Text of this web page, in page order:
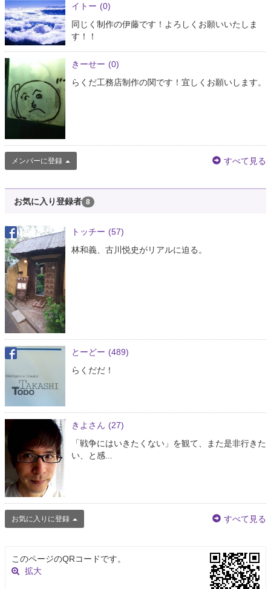
イトー (0)
同じく制作の伊藤です！よろしくお願いいたしま
す！！
きーせー (0)
らくだ工務店制作の関です！宜しくお願いします。
メンバーに登録 すべて見る
お気に入り登録者 8
トッチー (57)
林和義、古川悦史がリアルに迫る。
とーどー (489)
らくだだ！
きよさん (27)
「戦争にはいきたくない」を観て、また是非行きた
い、と感...
お気に入りに登録 すべて見る
このページのQRコードです。
拡大